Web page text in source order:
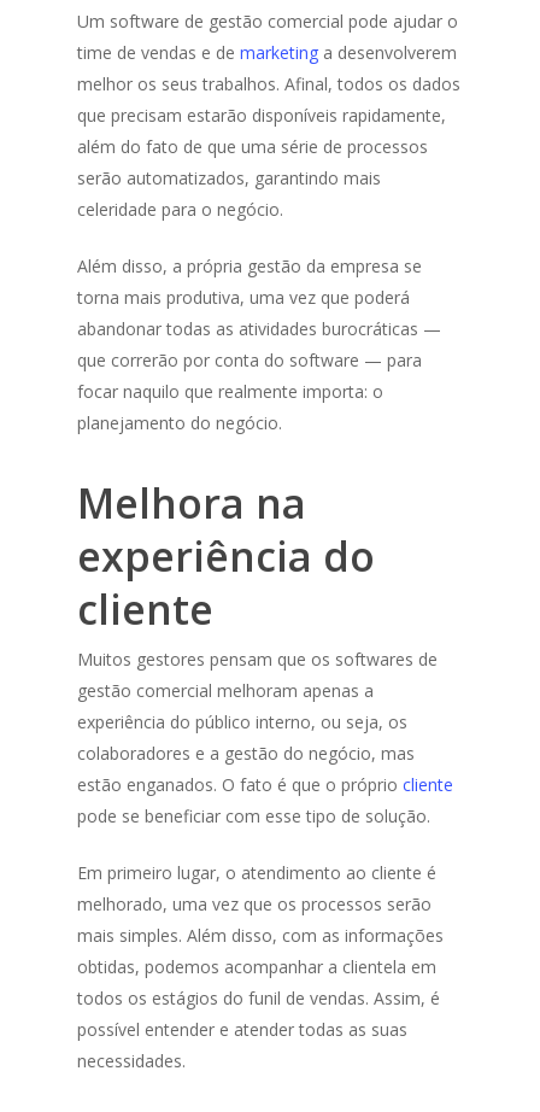
Um software de gestão comercial pode ajudar o
time de vendas e de marketing a desenvolverem
melhor os seus trabalhos. Afinal, todos os dados
que precisam estarão disponíveis rapidamente,
além do fato de que uma série de processos
serão automatizados, garantindo mais
celeridade para o negócio.
Além disso, a própria gestão da empresa se
torna mais produtiva, uma vez que poderá
abandonar todas as atividades burocráticas —
que correrão por conta do software — para
focar naquilo que realmente importa: o
planejamento do negócio.
Melhora na
experiência do
cliente
Muitos gestores pensam que os softwares de
gestão comercial melhoram apenas a
experiência do público interno, ou seja, os
colaboradores e a gestão do negócio, mas
estão enganados. O fato é que o próprio cliente
pode se beneficiar com esse tipo de solução.
Em primeiro lugar, o atendimento ao cliente é
melhorado, uma vez que os processos serão
mais simples. Além disso, com as informações
obtidas, podemos acompanhar a clientela em
todos os estágios do funil de vendas. Assim, é
possível entender e atender todas as suas
necessidades.